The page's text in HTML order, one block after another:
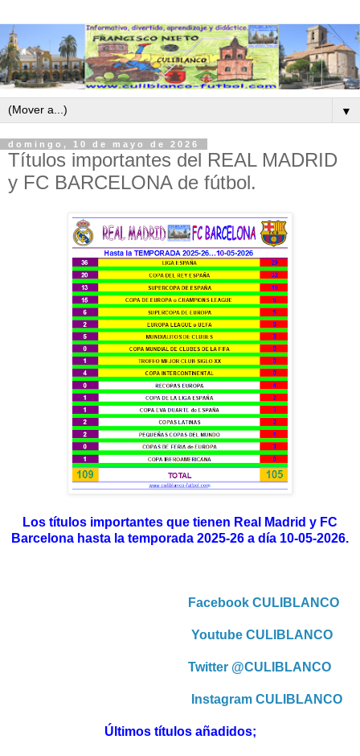
▼
domingo, 10 de mayo de 2026
Títulos importantes del REAL MADRID
y FC BARCELONA de fútbol.
Los títulos importantes que tienen Real Madrid y FC
Barcelona hasta la temporada 2025-26 a día 10-05-2026.
Facebook CULIBLANCO
Youtube CULIBLANCO
Twitter @CULIBLANCO
Instagram CULIBLANCO
Últimos títulos añadidos;